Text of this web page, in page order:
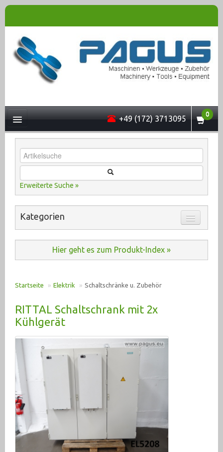
+49 (172) 3713095
0
UNTERNEHMEN
MASCHINEN
ONLINESHOP
Erweiterte Suche »
Kategorien
Automation (485)
Baumaschinen (20)
Elektrik (6350)
Heizung / Kleinlüfter (78)
Leuchtmittel / Lampen (146)
Messen / Prüfen (12)
Schalten / Bedienen (1157)
Steuer- Regeltechnik (2822)
Hier geht es zum Produkt-Index »
Startseite » Elektrik » Schaltschränke u. Zubehör
RITTAL Schaltschrank mit 2x
Kühlgerät